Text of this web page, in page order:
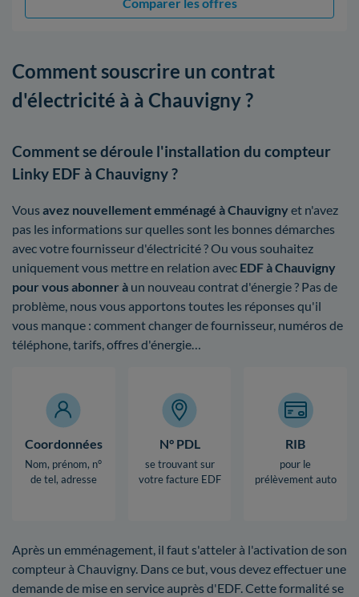
Comment souscrire un contrat
d'électricité à à Chauvigny ?
Comment se déroule l'installation du compteur
Linky EDF à Chauvigny ?
Vous avez nouvellement emménagé à Chauvignyet n'avez
pas les informations sur quelles sont les bonnes démarches
avec votre fournisseur d'électricité ? Ou vous souhaitez
uniquement vous mettre en relation avec EDF à Chauvigny
pour vous abonner à un nouveau contrat d'énergie ? Pas de
problème, nous vous apportons toutes les réponses qu'il
vous manque : comment changer de fournisseur, numéros de
téléphone, tarifs, offres d'énergie…
Coordonnées
Nom, prénom, n°
de tel, adresse
N° PDL
se trouvant sur
votre facture EDF
RIB
pour le
prélèvement auto
Après un emménagement, il faut s'atteler à l'activation de son
compteur à Chauvigny. Dans ce but, vous devez effectuer une
demande de mise en service auprès d'EDF. Cette formalité se